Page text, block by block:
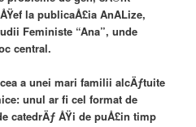
la publicaÅ£ia AnALize,
Feministe “Ana”, unde
central.
a unei mari familii alcÄƒtuite
unul ar fi cel format de
catedrÄƒ ÅŸi de puÅ£in timp